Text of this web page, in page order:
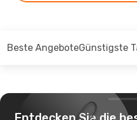
Beste AngeboteGünstigste